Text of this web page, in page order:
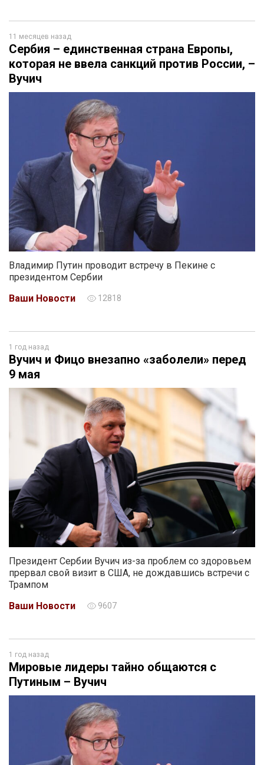
11 месяцев назад
Сербия – единственная страна Европы,
которая не ввела санкций против России, –
Вучич
Владимир Путин проводит встречу в Пекине с
президентом Сербии
Ваши Новости
12818
1 год назад
Вучич и Фицо внезапно «заболели» перед
9 мая
Президент Сербии Вучич из-за проблем со здоровьем
прервал свой визит в США, не дождавшись встречи с
Трампом
Ваши Новости
9607
1 год назад
Мировые лидеры тайно общаются с
Путиным – Вучич